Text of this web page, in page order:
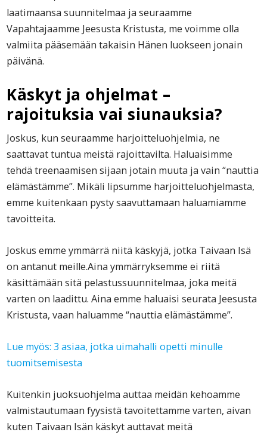
laatimaansa suunnitelmaa ja seuraamme
Vapahtajaamme Jeesusta Kristusta, me voimme olla
valmiita pääsemään takaisin Hänen luokseen jonain
päivänä.
Käskyt ja ohjelmat –
rajoituksia vai siunauksia?
Joskus, kun seuraamme harjoitteluohjelmia, ne
saattavat tuntua meistä rajoittavilta. Haluaisimme
tehdä treenaamisen sijaan jotain muuta ja vain “nauttia
elämästämme”. Mikäli lipsumme harjoitteluohjelmasta,
emme kuitenkaan pysty saavuttamaan haluamiamme
tavoitteita.
Joskus emme ymmärrä niitä käskyjä, jotka Taivaan Isä
on antanut meille.Aina ymmärryksemme ei riitä
käsittämään sitä pelastussuunnitelmaa, joka meitä
varten on laadittu. Aina emme haluaisi seurata Jeesusta
Kristusta, vaan haluamme “nauttia elämästämme”.
Lue myös: 3 asiaa, jotka uimahalli opetti minulle
tuomitsemisesta
Kuitenkin juoksuohjelma auttaa meidän kehoamme
valmistautumaan fyysistä tavoitettamme varten, aivan
kuten Taivaan Isän käskyt auttavat meitä